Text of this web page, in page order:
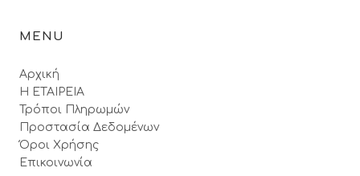
MENU
Αρχική
Η ΕΤΑΙΡΕΙΑ
Τρόποι Πληρωμών
Προστασία Δεδομένων
Όροι Xρήσης
Επικοινωνία